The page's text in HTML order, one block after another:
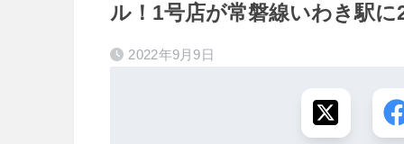
ル！1号店が常磐線いわき駅に
2022年9月9日